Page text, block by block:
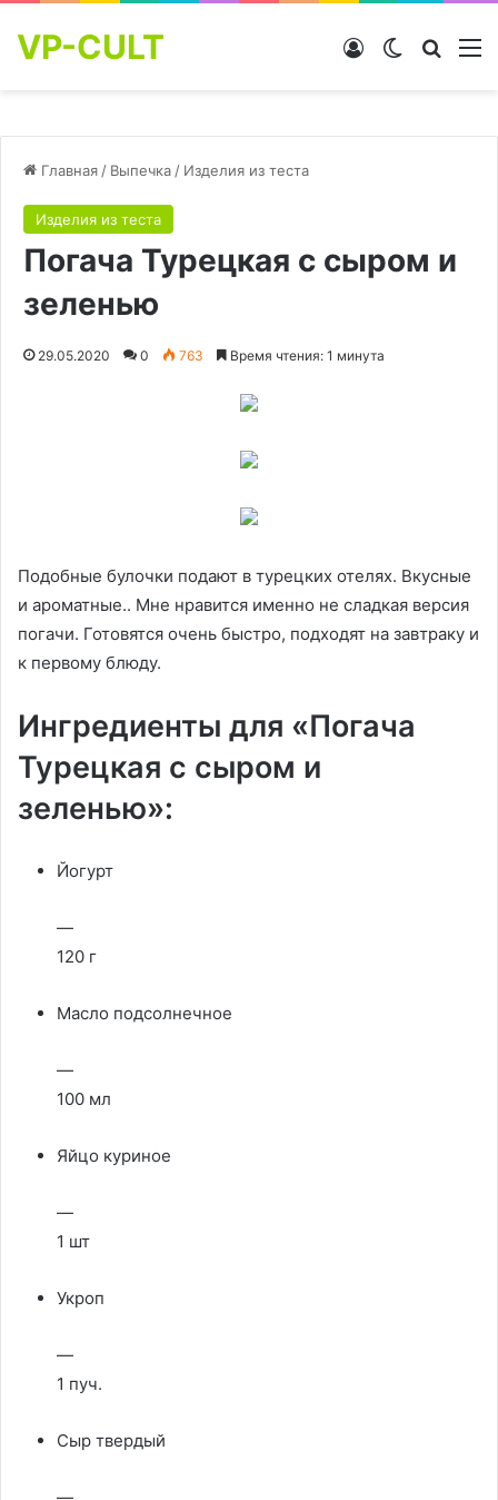
VP-CULT Switch skin
Войти
Главная / Выпечка / Изделия из теста
Изделия из теста
Погача Турецкая с сыром и
зеленью
29.05.2020 0 763 Время чтения: 1 минута
Подобные булочки подают в турецких отелях. Вкусные
и ароматные.. Мне нравится именно не сладкая версия
погачи. Готовятся очень быстро, подходят на завтраку и
к первому блюду.
Ингредиенты для «Погача
Турецкая с сыром и
зеленью»:
Йогурт
—
120 г
Масло подсолнечное
—
100 мл
Яйцо куриное
—
1 шт
Укроп
—
1 пуч.
Сыр твердый